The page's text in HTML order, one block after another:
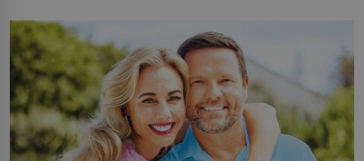
můžete obohatit své rituály a přinést do svého života
větší harmonii a klid. Je důležité